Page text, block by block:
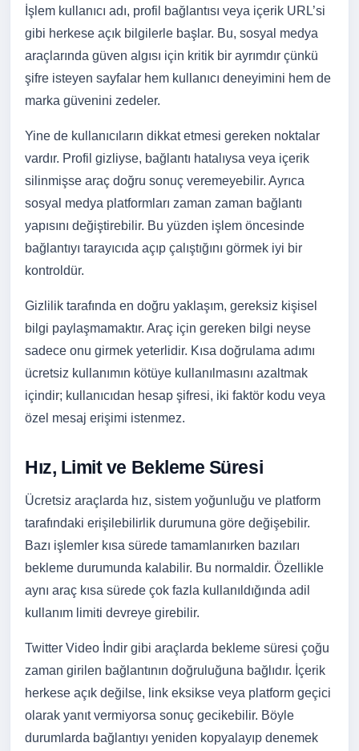
İşlem kullanıcı adı, profil bağlantısı veya içerik URL’si
gibi herkese açık bilgilerle başlar. Bu, sosyal medya
araçlarında güven algısı için kritik bir ayrımdır çünkü
şifre isteyen sayfalar hem kullanıcı deneyimini hem de
marka güvenini zedeler.
Yine de kullanıcıların dikkat etmesi gereken noktalar
vardır. Profil gizliyse, bağlantı hatalıysa veya içerik
silinmişse araç doğru sonuç veremeyebilir. Ayrıca
sosyal medya platformları zaman zaman bağlantı
yapısını değiştirebilir. Bu yüzden işlem öncesinde
bağlantıyı tarayıcıda açıp çalıştığını görmek iyi bir
kontroldür.
Gizlilik tarafında en doğru yaklaşım, gereksiz kişisel
bilgi paylaşmamaktır. Araç için gereken bilgi neyse
sadece onu girmek yeterlidir. Kısa doğrulama adımı
ücretsiz kullanımın kötüye kullanılmasını azaltmak
içindir; kullanıcıdan hesap şifresi, iki faktör kodu veya
özel mesaj erişimi istenmez.
Hız, Limit ve Bekleme Süresi
Ücretsiz araçlarda hız, sistem yoğunluğu ve platform
tarafındaki erişilebilirlik durumuna göre değişebilir.
Bazı işlemler kısa sürede tamamlanırken bazıları
bekleme durumunda kalabilir. Bu normaldir. Özellikle
aynı araç kısa sürede çok fazla kullanıldığında adil
kullanım limiti devreye girebilir.
Twitter Video İndir gibi araçlarda bekleme süresi çoğu
zaman girilen bağlantının doğruluğuna bağlıdır. İçerik
herkese açık değilse, link eksikse veya platform geçici
olarak yanıt vermiyorsa sonuç gecikebilir. Böyle
durumlarda bağlantıyı yeniden kopyalayıp denemek